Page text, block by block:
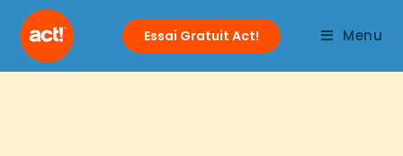
Menu
Essai Gratuit Act!